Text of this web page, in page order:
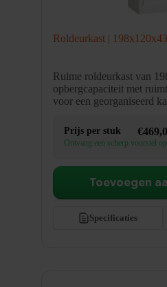
Roldeurkast |
Ruime roldeurkast van
opbergcapaciteit met
voor een georganiseerd
Prijs per stuk €
Ontvang een scherp voorstel
Specificaties
Toevoegen